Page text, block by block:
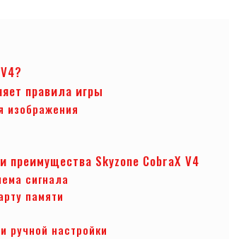
правила игры
изображения
преимущества Skyzone CobraX V4
сигнала
памяти
ручной настройки